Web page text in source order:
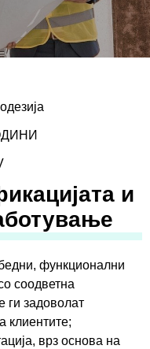
и
функционални
соодветна
ги задоволат
клиентите;
врз основа на